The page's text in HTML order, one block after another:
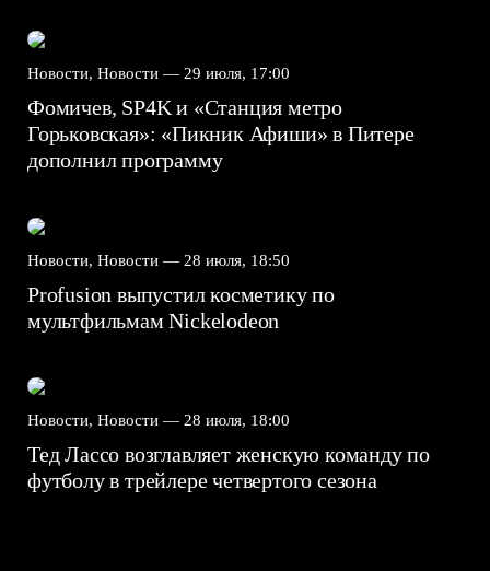
Новости, Новости — 29 июля, 17:00
Фомичев, SP4K и «Станция метро
Горьковская»: «Пикник Афиши» в Питере
дополнил программу
Новости, Новости — 28 июля, 18:50
Profusion выпустил косметику по
мультфильмам Nickelodeon
Новости, Новости — 28 июля, 18:00
Тед Лассо возглавляет женскую команду по
футболу в трейлере четвертого сезона